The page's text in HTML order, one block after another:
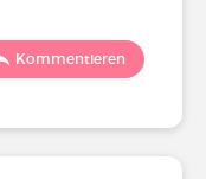
Kommentieren